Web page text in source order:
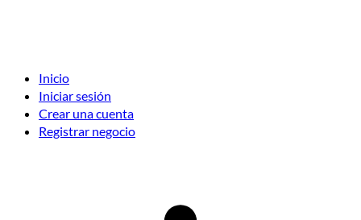
Inicio
Iniciar sesión
Crear una cuenta
Registrar negocio